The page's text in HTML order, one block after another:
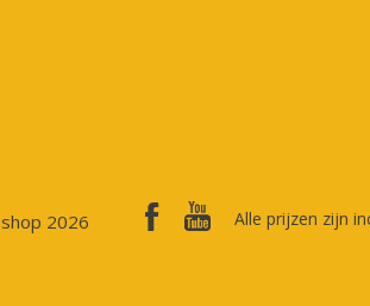
2026
Alle prijzen zijn